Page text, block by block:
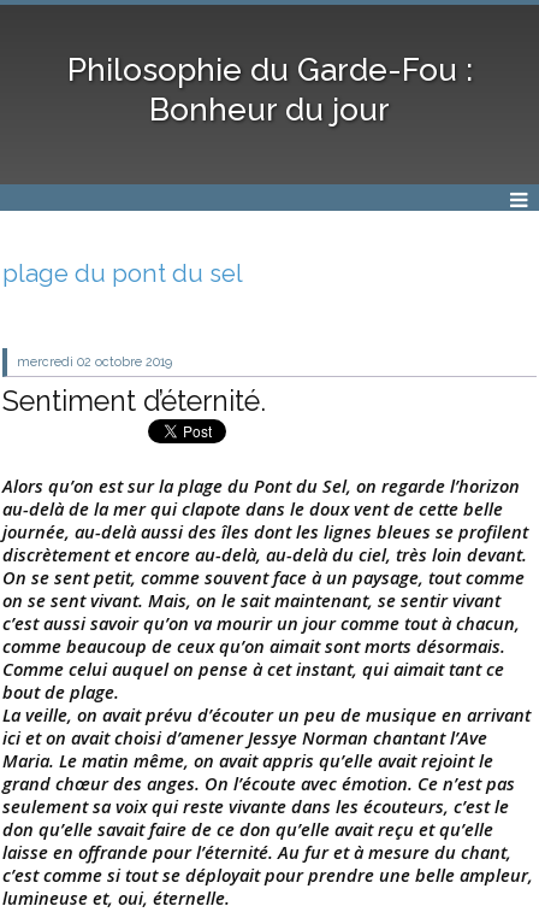
Philosophie du Garde-Fou :
Bonheur du jour
plage du pont du sel
mercredi 02 octobre 2019
Sentiment d’éternité.
Alors qu’on est sur la plage du Pont du Sel, on regarde l’horizon
au-delà de la mer qui clapote dans le doux vent de cette belle
journée, au-delà aussi des îles dont les lignes bleues se profilent
discrètement et encore au-delà, au-delà du ciel, très loin devant.
On se sent petit, comme souvent face à un paysage, tout comme
on se sent vivant. Mais, on le sait maintenant, se sentir vivant
c’est aussi savoir qu’on va mourir un jour comme tout à chacun,
comme beaucoup de ceux qu’on aimait sont morts désormais.
Comme celui auquel on pense à cet instant, qui aimait tant ce
bout de plage.
La veille, on avait prévu d’écouter un peu de musique en arrivant
ici et on avait choisi d’amener Jessye Norman chantant l’Ave
Maria. Le matin même, on avait appris qu’elle avait rejoint le
grand chœur des anges. On l’écoute avec émotion. Ce n’est pas
seulement sa voix qui reste vivante dans les écouteurs, c’est le
don qu’elle savait faire de ce don qu’elle avait reçu et qu’elle
laisse en offrande pour l’éternité. Au fur et à mesure du chant,
c’est comme si tout se déployait pour prendre une belle ampleur,
lumineuse et, oui, éternelle.